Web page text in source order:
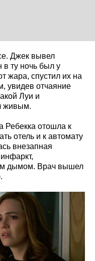
Джек вывел
в ту ночь был у
жара, спустил их на
увидев отчаяние
Луи и
живым.
Ребекка отошла к
отель и к автомату
внезапная
дымом. Врач вышел